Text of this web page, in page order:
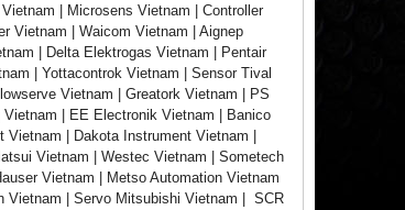
| Microsens Vietnam | Controller
Vietnam | Waicom Vietnam | Aignep
| Delta Elektrogas Vietnam | Pentair
| Yottacontrok Vietnam | Sensor Tival
Vietnam | Greatork Vietnam | PS
| EE Electronik Vietnam | Banico
| Dakota Instrument Vietnam |
Vietnam | Westec Vietnam | Sometech
Vietnam | Metso Automation Vietnam
Vietnam | Servo Mitsubishi Vietnam | SCR